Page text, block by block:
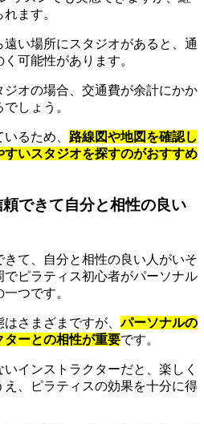
ます。
い場所にスタジオがあると、通
可能性があります。
オの場合、交通費が余計にかか
しょう。
るため、 路線図や地図を確認し
いスタジオを探すのがおすすめ
できて自分と相性の良い
て、自分と相性の良い人がいそ
でピラティス初心者がパーソナル
つです。
はさまざまですが、パーソナルの
ターとの相性が重要です。
インストラクターだと、楽しく
、ピラティスの効果を十分に得